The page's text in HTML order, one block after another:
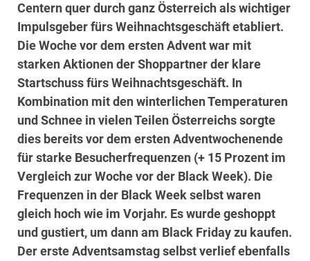
Centern quer durch ganz Österreich als wichtiger
Impulsgeber fürs Weihnachtsgeschäft etabliert.
Die Woche vor dem ersten Advent war mit
starken Aktionen der Shoppartner der klare
Startschuss fürs Weihnachtsgeschäft. In
Kombination mit den winterlichen Temperaturen
und Schnee in vielen Teilen Österreichs sorgte
dies bereits vor dem ersten Adventwochenende
für starke Besucherfrequenzen (+ 15 Prozent im
Vergleich zur Woche vor der Black Week). Die
Frequenzen in der Black Week selbst waren
gleich hoch wie im Vorjahr. Es wurde geshoppt
und gustiert, um dann am Black Friday zu kaufen.
Der erste Adventsamstag selbst verlief ebenfalls